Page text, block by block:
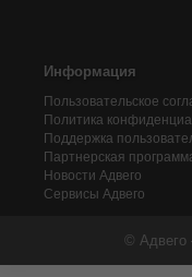
Информация
Пользовательское
Политика
Поддержка
Партнерская
Новости Адвего
Сервисы Адвего
© Адвего